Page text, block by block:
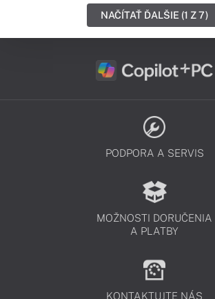
NAČÍTAŤ ĎALŠIE (1 Z 7)
PODPORA A SERVIS
MOŽNOSTI DORUČENIA
A PLATBY
KONTAKTUJTE NÁS